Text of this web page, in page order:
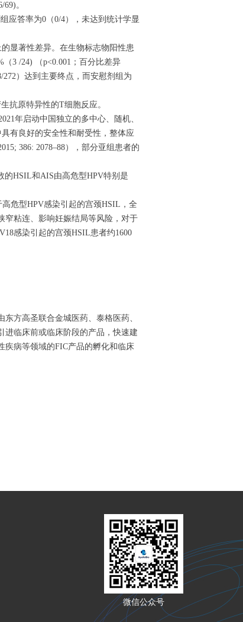
。
应答率为0（0/4），未达到统计学显
显著性差异。在生物标志物阳性患
3 /24) （p<0.001；百分比差异
272）达到主要终点，而安慰剂组为
抗原特异性的T细胞反应。
年启动中国独立的多中心、随机、
有良好的安全性和耐受性，整体应
386: 2078–88），部分亚组患者的
的HSIL和AIS由高危型HPV特别是
危型HPV感染引起的宫颈HSIL，全
窄粘连、影响妊娠结局等风险，对于
感染引起的宫颈HSIL患者约1600
方高圣联合金城医药、泰格医药、
进临床前或临床阶段的产品，快速建
疾病等领域的FIC产品的孵化和临床
微信公众号